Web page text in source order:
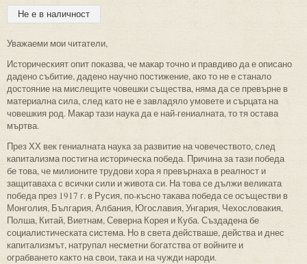
Уважаеми мои читатели,
Историческият опит показва, че макар точно и правдиво да е описано
дадено събитие, дадено научно постижение, ако то не е станало
достояние на мислещите човешки същества, няма да се превърне в
материална сила, след като не е завладяло умовете и сърцата на
човешкия род. Макар тази наука да е най-гениалната, то тя остава
мъртва.
През ХХ век гениалната наука за развитие на човечеството, след
капитализма постигна историческа победа. Причина за тази победа
бе това, че милионите трудови хора я превърнаха в реалност и
защитаваха с всички сили и живота си. На това се дължи великата
победа през 1917 г. в Русия, по-късно такава победа се осъществи в
Монголия, България, Албания, Югославия, Унгария, Чехословакия,
Полша, Китай, Виетнам, Северна Корея и Куба. Създадена бе
социалистическата система. Но в света действаше, действа и днес
капитализмът, натрупал несметни богатства от войните и
ограбването както на свои, така и на чужди народи.